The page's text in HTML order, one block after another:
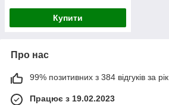
Купити
Про нас
99% позитивних з 384 відгуків за рік
Працює з 19.02.2023